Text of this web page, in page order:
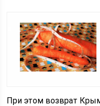
При этом возврат